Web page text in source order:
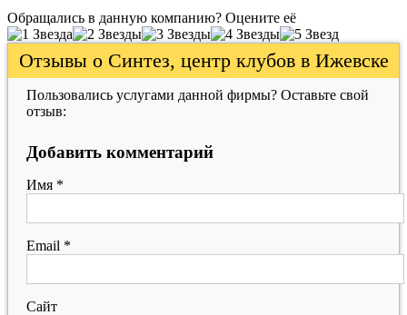
Обращались в данную компанию? Оцените её
Отзывы о Синтез, центр клубов в Ижевске
Пользовались услугами данной фирмы? Оставьте свой
отзыв:
Добавить комментарий
Имя *
Email *
Сайт